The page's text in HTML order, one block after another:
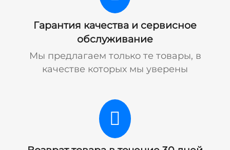
Гарантия качества и сервисное
обслуживание
Мы предлагаем только те товары, в
качестве которых мы уверены